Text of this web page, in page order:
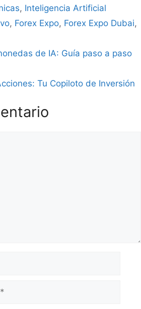
, Inteligencia Artificial
, Forex Expo, Forex Expo Dubai,
de IA: Guía paso a paso
Tu Copiloto de Inversión